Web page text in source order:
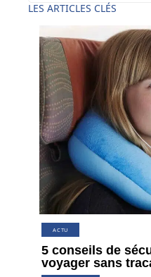
LES ARTICLES CLÉS
ACTU
5 conseils de
voyager sans